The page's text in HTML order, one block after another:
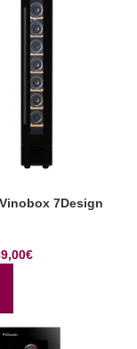
7Design
€
CARRITO